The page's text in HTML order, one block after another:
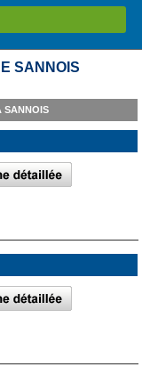
SANNOIS
SANNOIS